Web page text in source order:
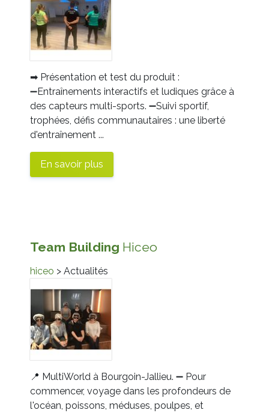
➡ Présentation et test du produit :
➖Entraînements interactifs et ludiques grâce à
des capteurs multi-sports. ➖Suivi sportif,
trophées, défis communautaires : une liberté
d'entraînement ...
En savoir plus
Team Building Hiceo
hiceo > Actualités
📍 MultiWorld à Bourgoin-Jallieu. ➖ Pour
commencer, voyage dans les profondeurs de
l'océan, poissons, méduses, poulpes, et